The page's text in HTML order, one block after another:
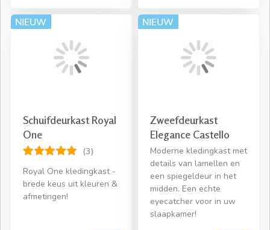
Schuifdeurkast Royal
One
(3)
Royal One kledingkast -
brede keus uit kleuren &
afmetingen!
Zweefdeurkast
Elegance Castello
Moderne kledingkast met
details van lamellen en
een spiegeldeur in het
midden. Een echte
eyecatcher voor in uw
slaapkamer!